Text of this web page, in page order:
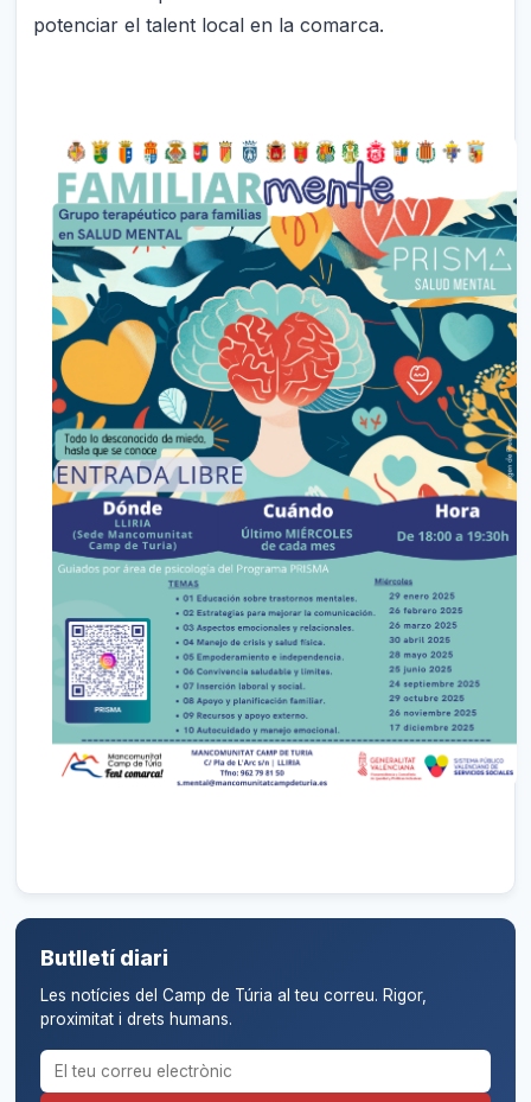
potenciar el talent local en la comarca.
Butlletí diari
Les notícies del Camp de Túria al teu correu. Rigor,
proximitat i drets humans.
Correu electrònic per al butlletí